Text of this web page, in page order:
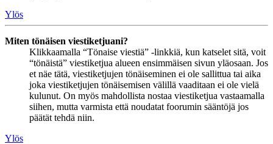
Ylös
Miten tönäisen viestiketjuani?
Klikkaamalla “Tönaise viestiä” -linkkiä, kun katselet sitä, voit
“tönäistä” viestiketjua alueen ensimmäisen sivun yläosaan. Jos
et näe tätä, viestiketjujen tönäiseminen ei ole sallittua tai aika
joka viestiketjujen tönäisemisen välillä vaaditaan ei ole vielä
kulunut. On myös mahdollista nostaa viestiketjua vastaamalla
siihen, mutta varmista että noudatat foorumin sääntöjä jos
päätät tehdä niin.
Ylös